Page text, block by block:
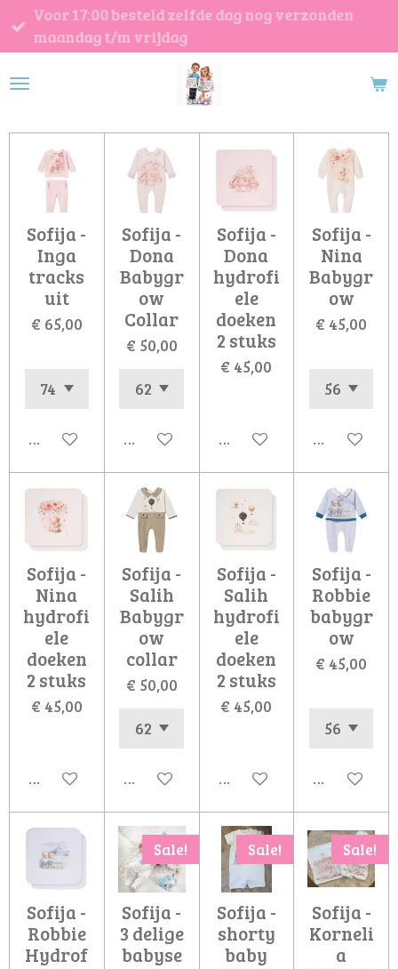
Ga
direct
de
Voor 17:00 besteld zelfde dag nog verzonden
maandag t/m vrijdag
Sofija -
Inga
tracks
uit
€ 65,00
In winkelwagen
Sofija -
Dona
Babygr
ow
Collar
€ 50,00
In winkelwagen
Sofija -
Dona
hydrofi
ele
doeken
2 stuks
€ 45,00
In winkelwagen
Sofija -
Nina
Babygr
ow
€ 45,00
In
Sofija -
Nina
hydrofi
ele
doeken
2 stuks
€ 45,00
In winkelwagen
Sofija -
Salih
Babygr
ow
collar
€ 50,00
In winkelwagen
Sofija -
Salih
hydrofi
ele
doeken
2 stuks
€ 45,00
In winkelwagen
Sofija -
Robbie
babygr
ow
€ 45,00
In
Sofija -
Robbie
Hydrof
Sale!
Sofija -
3 delige
babyse
Sale!
Sofija -
shorty
baby
Sale!
Sofija -
Korneli
a